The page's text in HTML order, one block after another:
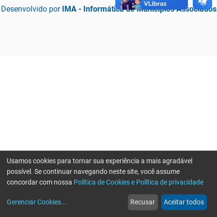
Desenvolvido por IMA - Informática de Municípios Associados
web
Notícias
more_horiz
Mais
Usamos cookies para tornar sua experiência a mais agradável
possível. Se continuar navegando neste site, você assume
concordar com nossa Política de Cookies e Política de privacidade
Gerenciar Cookies... Recusar Aceitar todos
Erro ao enviar informações, por favor tente novamente